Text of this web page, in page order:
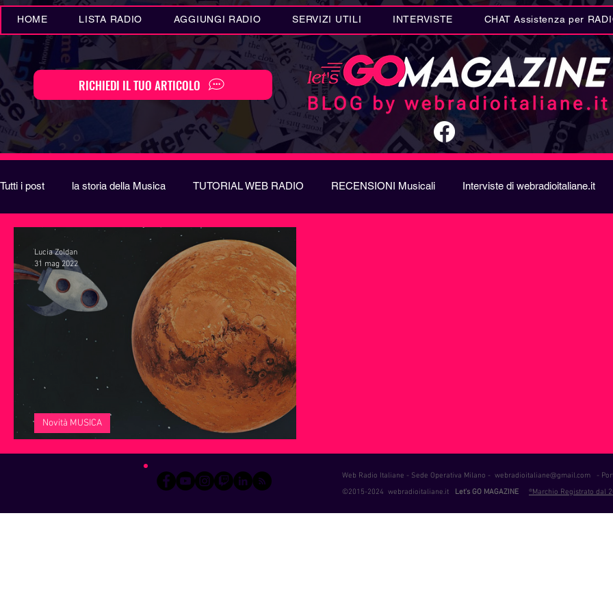
HOME LISTA RADIO AGGIUNGI RADIO SERVIZI UTILI INTERVISTE CHAT Assistenza per
RICHIEDI IL TUO ARTICOLO
Tutti i post la storia della Musica TUTORIAL WEB RADIO RECENSIONI Musicali Interviste di webradioitaliane.it
Eventi MUSICA Novità MUSICA Curiosità MUSICA
Festival di Sanremo Arte REPORT EUROVISION SONG CONTEST
Halloween Natale Notizie Musica
Un nuovo viaggio verso Marte
Novità MUSICA
Lucia Zoldan
31 mag 2022
Web Radio Italiane - Sede Operativa Milano - webradioitaliane@gmail.com -
©2015-2024 webradioitaliane.it Let's GO MAGAZINE ®Marchio Registrato dal